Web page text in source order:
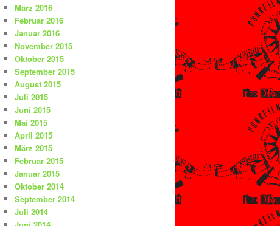
März 2016
Februar 2016
Januar 2016
November 2015
Oktober 2015
September 2015
August 2015
Juli 2015
Juni 2015
Mai 2015
April 2015
März 2015
Februar 2015
Januar 2015
Oktober 2014
September 2014
Juli 2014